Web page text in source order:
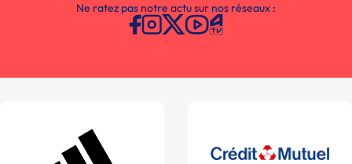
Ne ratez pas notre actu sur nos réseaux :